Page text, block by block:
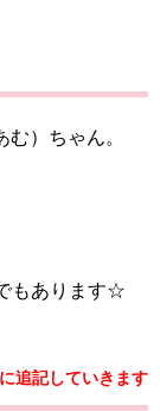
）ちゃん。
もあります☆
追記していきます